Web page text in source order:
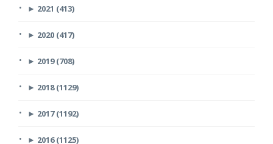
► 2021 (413)
► 2020 (417)
► 2019 (708)
► 2018 (1129)
► 2017 (1192)
► 2016 (1125)